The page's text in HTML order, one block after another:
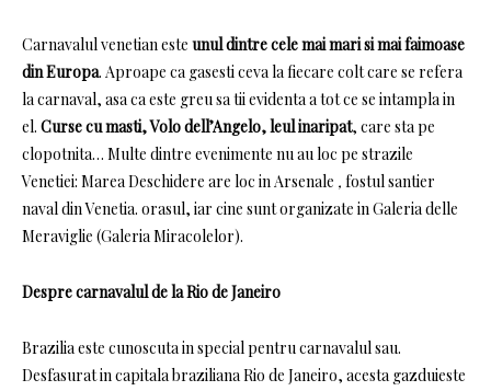
Carnavalul venetian este unul dintre cele mai mari si mai faimoase
din Europa. Aproape ca gasesti ceva la fiecare colt care se refera
la carnaval, asa ca este greu sa tii evidenta a tot ce se intampla in
el. Curse cu masti, Volo dell’Angelo, leul inaripat, care sta pe
clopotnita… Multe dintre evenimente nu au loc pe strazile
Venetiei: Marea Deschidere are loc in Arsenale , fostul santier
naval din Venetia. orasul, iar cine sunt organizate in Galeria delle
Meraviglie (Galeria Miracolelor).
Despre carnavalul de la Rio de Janeiro
Brazilia este cunoscuta in special pentru carnavalul sau.
Desfasurat in capitala braziliana Rio de Janeiro, acesta gazduieste